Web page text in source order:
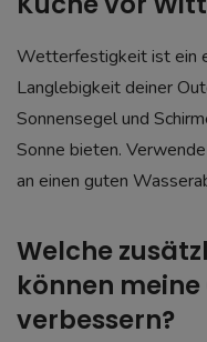
Wetterfestigkeit ist ein
Langlebigkeit deiner
Sonnensegel und
Sonne bieten.
an einen guten
Welche
können
verbessern?